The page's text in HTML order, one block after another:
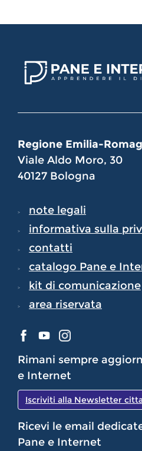
Regione Emilia-
Viale Aldo Moro, 30
40127 Bologna
note legali
informativa sulla
contatti
catalogo Pane e
kit di comunicazione
area riservata
Rimani sempre
e Internet
Iscriviti alla Newsletter
Ricevi le email
Pane e Internet